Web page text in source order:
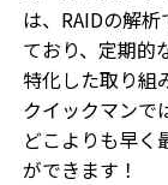
は、RAIDの解
ており、定期的
特化した取り組
クイックマンで
どこよりも早く
ができます！